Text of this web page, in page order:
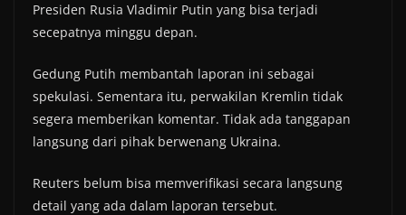
Presiden Rusia Vladimir Putin yang bisa terjadi
secepatnya minggu depan.
Gedung Putih membantah laporan ini sebagai
spekulasi. Sementara itu, perwakilan Kremlin tidak
segera memberikan komentar. Tidak ada tanggapan
langsung dari pihak berwenang Ukraina.
Reuters belum bisa memverifikasi secara langsung
detail yang ada dalam laporan tersebut.